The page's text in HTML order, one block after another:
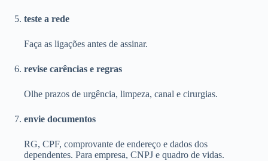
teste a rede
Faça as ligações antes de assinar.
revise carências e regras
Olhe prazos de urgência, limpeza, canal e cirurgias.
envie documentos
RG, CPF, comprovante de endereço e dados dos
dependentes. Para empresa, CNPJ e quadro de vidas.